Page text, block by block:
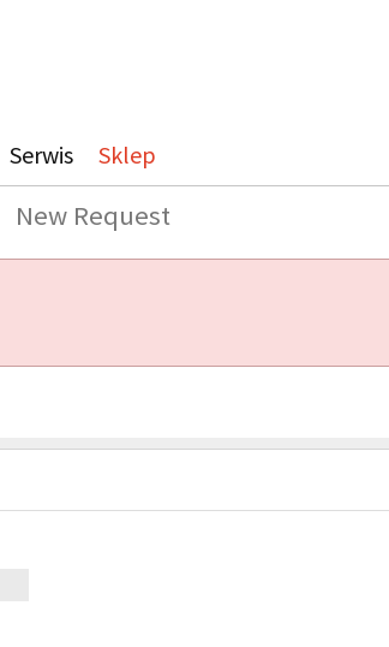
Serwis Sklep
New Request